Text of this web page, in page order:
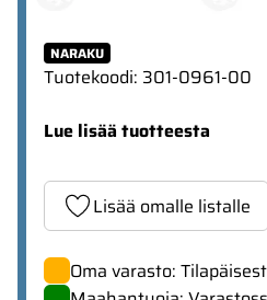
NARAKU
Tuotekoodi: 301-0961-00
Lue lisää tuotteesta
Lisää omalle listalle
Oma varasto: